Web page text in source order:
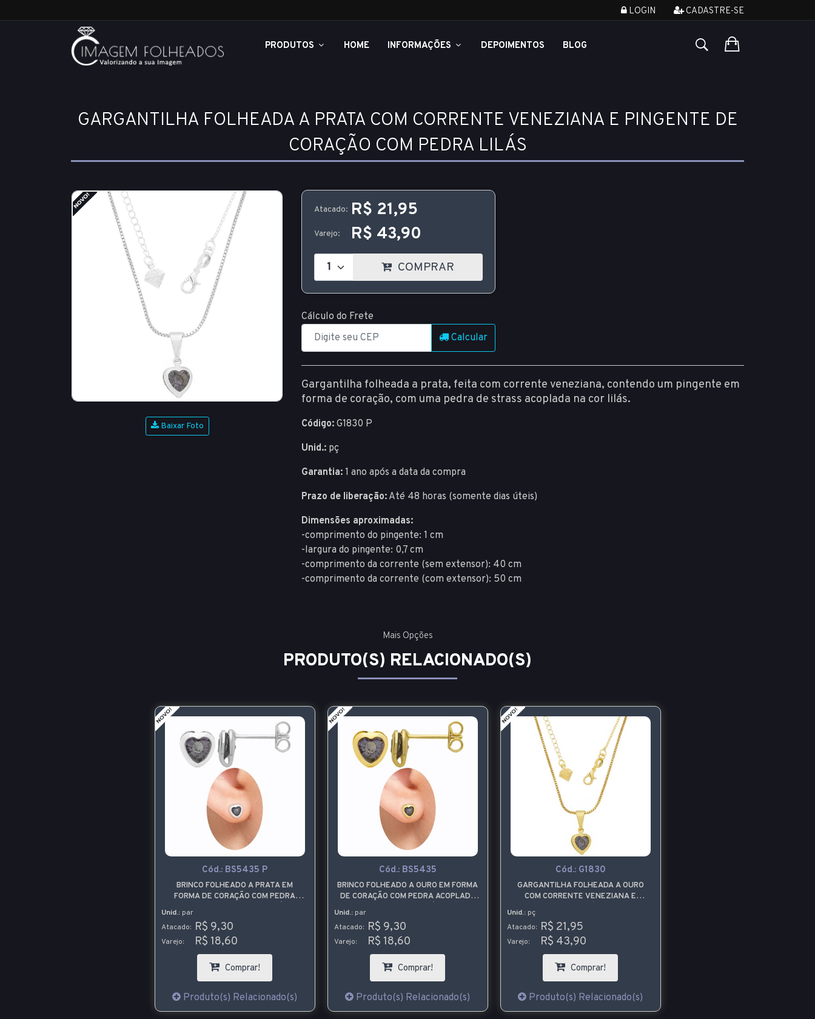
LOGIN CADASTRE-SE
PRODUTOS HOME INFORMAÇÕES DEPOIMENTOS BLOG
GARGANTILHA FOLHEADA A PRATA COM CORRENTE VENEZIANA E PINGENTE DE
CORAÇÃO COM PEDRA LILÁS
Baixar Foto
Atacado: R$ 21,95
Varejo: R$ 43,90
COMPRAR
Cálculo do Frete
Calcular
Gargantilha folheada a prata, feita com corrente veneziana, contendo um pingente em
forma de coração, com uma pedra de strass acoplada na cor lilás.
Código: G1830 P
Unid.: pç
Garantia: 1 ano após a data da compra
Prazo de liberação: Até 48 horas (somente dias úteis)
Dimensões aproximadas:
-comprimento do pingente: 1 cm
-largura do pingente: 0,7 cm
-comprimento da corrente (sem extensor): 40 cm
-comprimento da corrente (com extensor): 50 cm
Mais Opções
PRODUTO(S) RELACIONADO(S)
Cód.: BS5435 P
BRINCO FOLHEADO A PRATA EM
FORMA DE CORAÇÃO COM PEDRA
Unid.:par
Atacado: R$ 9,30
Varejo: R$ 18,60
Comprar!
Produto(s) Relacionado(s)
Cód.: BS5435
BRINCO FOLHEADO A OURO EM FORMA
DE CORAÇÃO COM PEDRA ACOPLADA
Unid.:par
Atacado: R$ 9,30
Varejo: R$ 18,60
Comprar!
Produto(s) Relacionado(s)
Cód.: G1830
GARGANTILHA FOLHEADA A OURO
COM CORRENTE VENEZIANA E
Unid.:pç
Atacado: R$ 21,95
Varejo: R$ 43,90
Comprar!
Produto(s) Relacionado(s)